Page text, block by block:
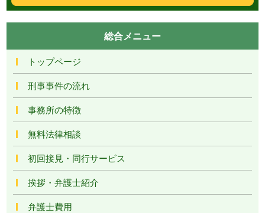
総合メニュー
トップページ
刑事事件の流れ
事務所の特徴
無料法律相談
初回接見・同行サービス
挨拶・弁護士紹介
弁護士費用